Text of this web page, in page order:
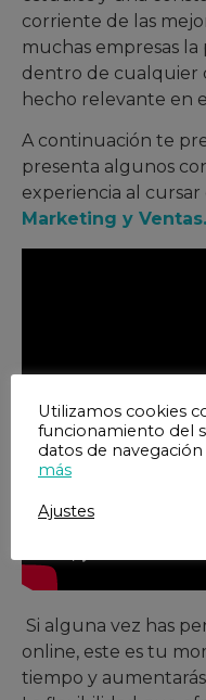
corriente de las
muchas empresas
dentro de
hecho relevante en
A continuación te
presenta algunos
experiencia al cursar
Marketing y Ventas.
Si alguna vez has
online, este es tu
tiempo y
Utilizamos cookies
funcionamiento del
datos de
más
Ajustes